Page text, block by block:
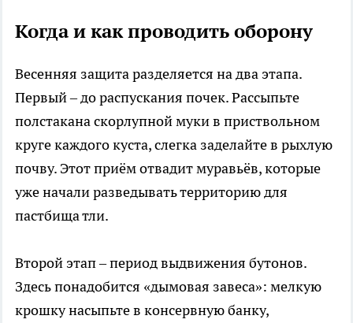
Когда и как проводить оборону
Весенняя защита разделяется на два этапа.
Первый – до распускания почек. Рассыпьте
полстакана скорлупной муки в приствольном
круге каждого куста, слегка заделайте в рыхлую
почву. Этот приём отвадит муравьёв, которые
уже начали разведывать территорию для
пастбища тли.
Второй этап – период выдвижения бутонов.
Здесь понадобится «дымовая завеса»: мелкую
крошку насыпьте в консервную банку,